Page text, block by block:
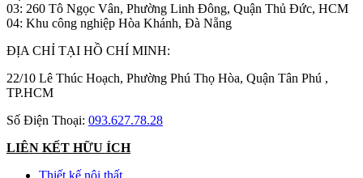
03: 260 Tô Ngọc Vân, Phường Linh Đông, Quận Thủ Đức, HCM
04: Khu công nghiệp Hòa Khánh, Đà Nẵng
ĐỊA CHỈ TẠI HỒ CHÍ MINH:
22/10 Lê Thúc Hoạch, Phường Phú Thọ Hòa, Quận Tân Phú ,
TP.HCM
Số Điện Thoại: 093.627.78.28
LIÊN KẾT HỮU ÍCH
Thiết kế nội thất